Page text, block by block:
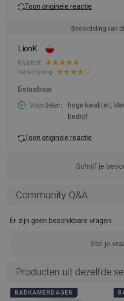
Toon originele reactie
Beoordeling van
LionK
Kwaliteit:
Verschijning:
Betaalbaar
Voordelen:
hoge kwaliteit,
bedrijf
Toon originele reactie
Schrijf je
Community Q&A
Er zijn geen beschikbare vragen.
Stel je
Producten uit dezelfde
BADKAMERDAGEN